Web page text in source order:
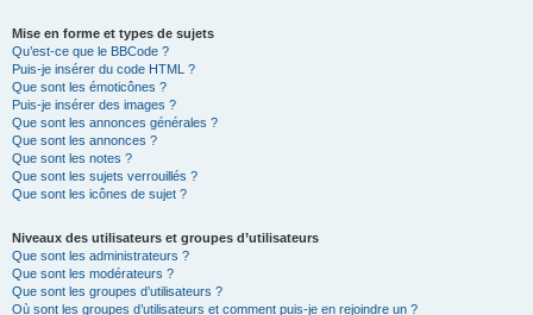
Mise en forme et types de sujets
Qu’est-ce que le BBCode ?
Puis-je insérer du code HTML ?
Que sont les émoticônes ?
Puis-je insérer des images ?
Que sont les annonces générales ?
Que sont les annonces ?
Que sont les notes ?
Que sont les sujets verrouillés ?
Que sont les icônes de sujet ?
Niveaux des utilisateurs et groupes d’utilisateurs
Que sont les administrateurs ?
Que sont les modérateurs ?
Que sont les groupes d’utilisateurs ?
Où sont les groupes d’utilisateurs et comment puis-je en rejoindre un ?